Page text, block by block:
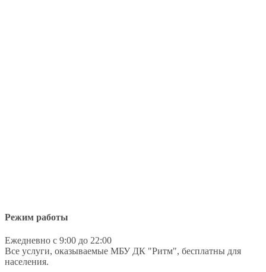
Режим работы
Ежедневно с 9:00 до 22:00
Все услуги, оказываемые МБУ ДК "Ритм", бесплатны для
населения.